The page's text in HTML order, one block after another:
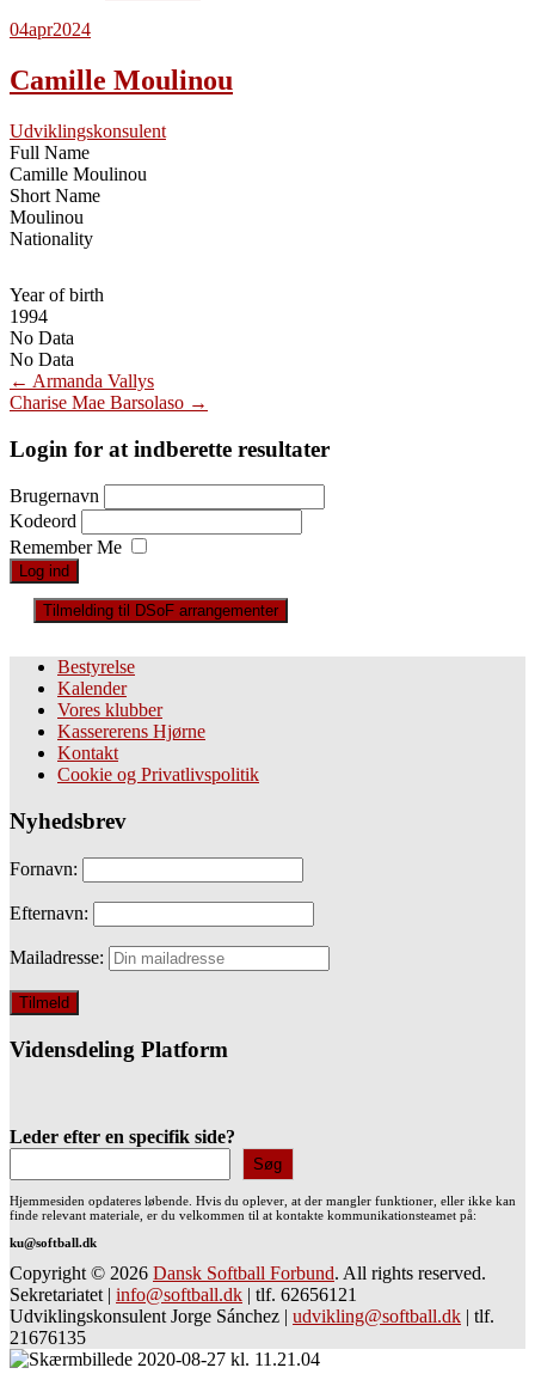
04apr2024
Camille Moulinou
Udviklingskonsulent
Full Name
Camille Moulinou
Short Name
Moulinou
Nationality
Year of birth
1994
No Data
No Data
Post
navigation
← Armanda Vallys
Charise Mae Barsolaso →
Login for at indberette resultater
Brugernavn
Kodeord
Remember Me
Tilmelding til DSoF arrangementer
Bestyrelse
Kalender
Vores klubber
Kassererens Hjørne
Kontakt
Cookie og Privatlivspolitik
Nyhedsbrev
Fornavn:
Efternavn:
Mailadresse:
Vidensdeling Platform
Leder efter en specifik side?
Søg
Hjemmesiden opdateres løbende. Hvis du oplever, at der mangler funktioner, eller ikke kan
finde relevant materiale, er du velkommen til at kontakte kommunikationsteamet på:
ku@softball.dk
Copyright © 2026 Dansk Softball Forbund. All rights reserved.
Sekretariatet | info@softball.dk | tlf. 62656121
Udviklingskonsulent Jorge Sánchez | udvikling@softball.dk | tlf.
21676135